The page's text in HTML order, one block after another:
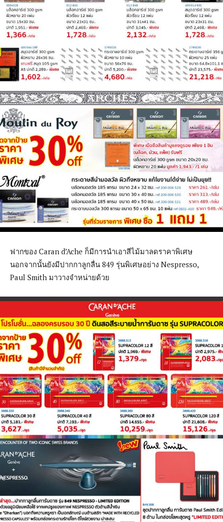
ฟากของ Caran d’Ache ก็มีการนำเอาสีไม้มาลดราคาพิเศษ
นอกจากนั้นยังมีปากกาลูกลื่น 849 รุ่นพิเศษอย่าง Nespresso,
Paul Smith มาวางจำหน่ายด้วย